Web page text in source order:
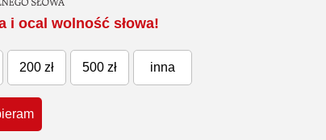
i ocal wolność słowa!
200 zł 500 zł inna